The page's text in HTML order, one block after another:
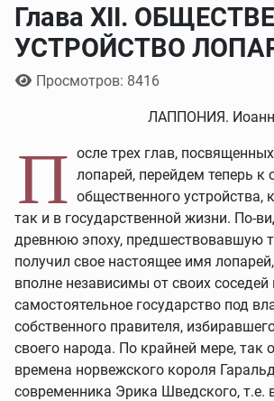
Глава XII.
УСТРОЙСТВО
Информация о материале
Просмотров: 8416
ЛАППОНИЯ.
П осле трех глав,
лопарей, перейдем теперь к
общественного устройства,
так и в государственной жизни. По-
древнюю эпоху, предшествовавшую
получил свое настоящее имя
вполне независимы от своих соседей
самостоятельное государство под
собственного правителя,
своего народа. По крайней мере, так
времена норвежского короля
современника Эрика Шведского, т.е.